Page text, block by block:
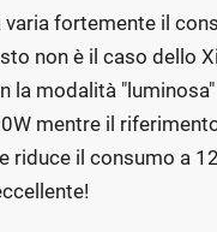
varia fortemente il
non è il caso dello
la modalità
mentre il
riduce il consumo a